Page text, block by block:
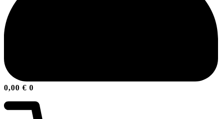
0,00 € 0